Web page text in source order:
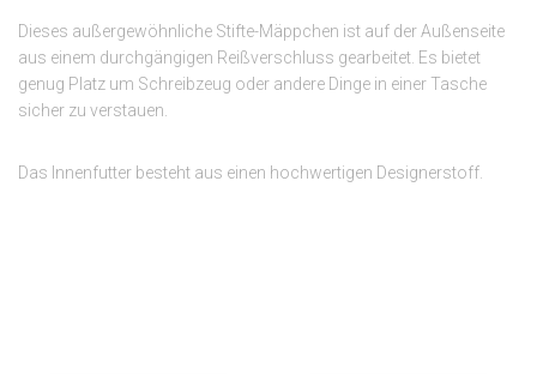
Dieses außergewöhnliche Stifte-Mäppchen ist auf der Außenseite
aus einem durchgängigen Reißverschluss gearbeitet. Es bietet
genug Platz um Schreibzeug oder andere Dinge in einer Tasche
sicher zu verstauen.
Das Innenfutter besteht aus einen hochwertigen Designerstoff.